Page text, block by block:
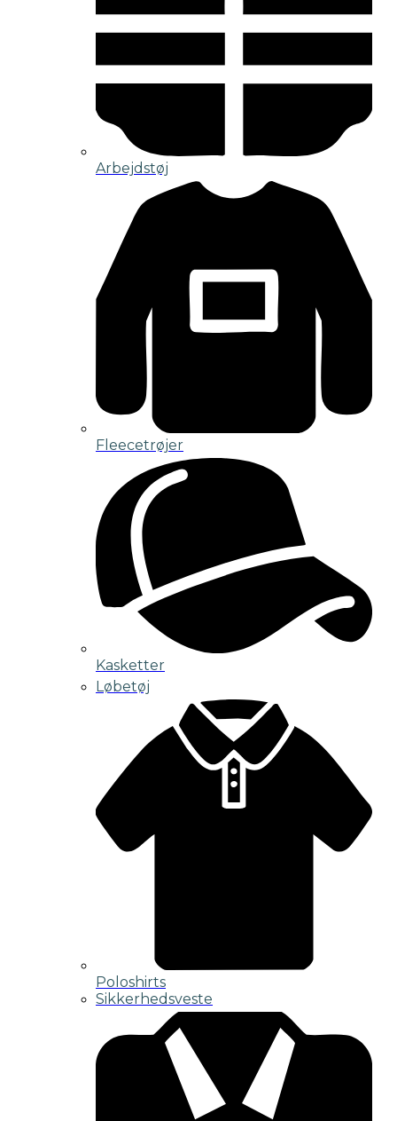
Arbejdstøj
Fleecetrøjer
Kasketter
Løbetøj
Poloshirts
Sikkerhedsveste